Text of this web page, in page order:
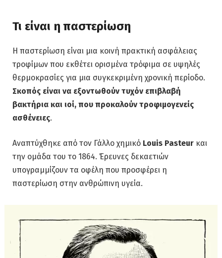
Τι είναι η παστερίωση
Η παστερίωση είναι μια κοινή πρακτική ασφάλειας
τροφίμων που εκθέτει ορισμένα τρόφιμα σε υψηλές
θερμοκρασίες για μια συγκεκριμένη χρονική περίοδο.
Σκοπός είναι να εξοντωθούν τυχόν επιβλαβή
βακτήρια και ιοί, που προκαλούν τροφιμογενείς
ασθένειες.
Αναπτύχθηκε από τον Γάλλο χημικό Louis Pasteur και
την ομάδα του το 1864. Έρευνες δεκαετιών
υπογραμμίζουν τα οφέλη που προσφέρει η
παστερίωση στην ανθρώπινη υγεία.